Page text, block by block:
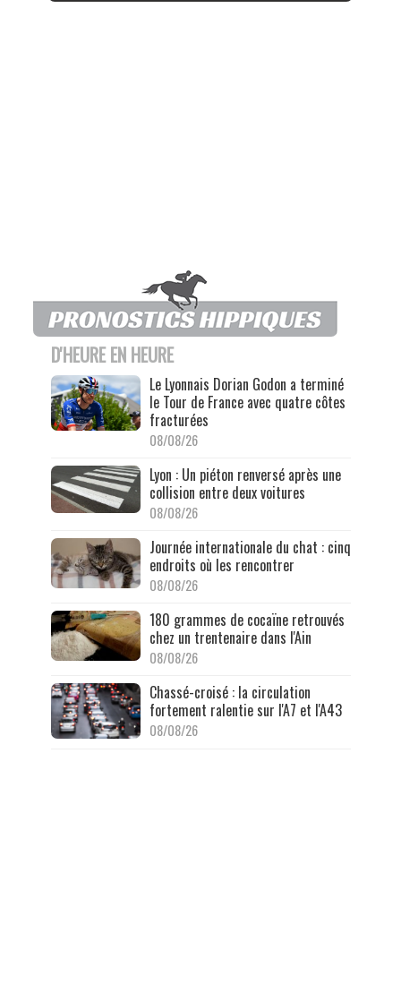
D'HEURE EN HEURE
Le Lyonnais Dorian Godon a terminé
le Tour de France avec quatre côtes
fracturées
08/08/26
Lyon : Un piéton renversé après une
collision entre deux voitures
08/08/26
Journée internationale du chat : cinq
endroits où les rencontrer
08/08/26
180 grammes de cocaïne retrouvés
chez un trentenaire dans l'Ain
08/08/26
Chassé-croisé : la circulation
fortement ralentie sur l'A7 et l'A43
08/08/26